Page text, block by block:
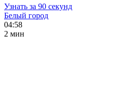
Узнать за 90 секунд
Белый город
04:58
2 мин